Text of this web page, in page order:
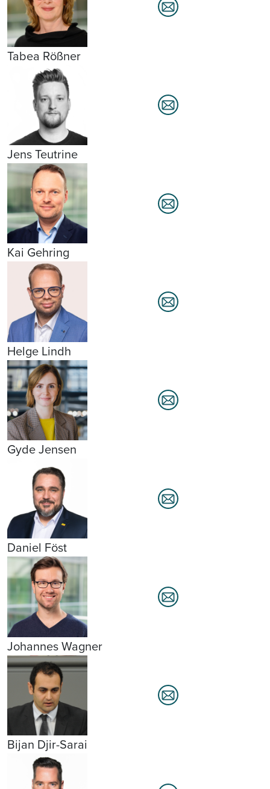
Tabea Rößner
Jens Teutrine
Kai Gehring
Helge Lindh
Gyde Jensen
Daniel Föst
Johannes Wagner
Bijan Djir-Sarai